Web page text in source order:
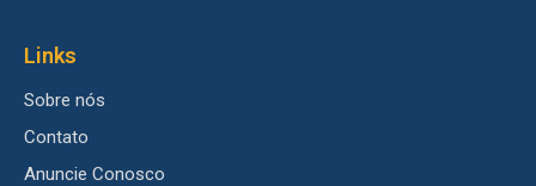
Links
Sobre nós
Contato
Anuncie Conosco